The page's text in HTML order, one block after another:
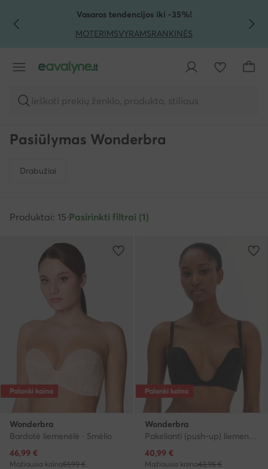
PEREITI PRIE PAGRINDINIO TURINIO
PEREITI Į PAIEŠKĄVasaros tendencijos iki -35%!
MOTERIMSVYRAMSRANKINĖS
Ieškoti prekių ženklo, produkto, stiliaus
Pasiūlymas Wonderbra
Drabužiai
Produktai: 15·Pasirinkti filtrai (1)
Palanki kaina
Wonderbra
Bardotė liemenėlė · Smėlio
Dabartinė kaina
46,99 €
Mažiausia kaina51,99 €
Palanki kaina
Wonderbra
Pakelianti (push-up) liemenėlė · Juoda
Dabartinė kaina
40,99 €
Mažiausia kaina43,95 €